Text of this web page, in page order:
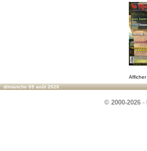
Afficher
dimanche 09 août 2026
© 2000-2026 -